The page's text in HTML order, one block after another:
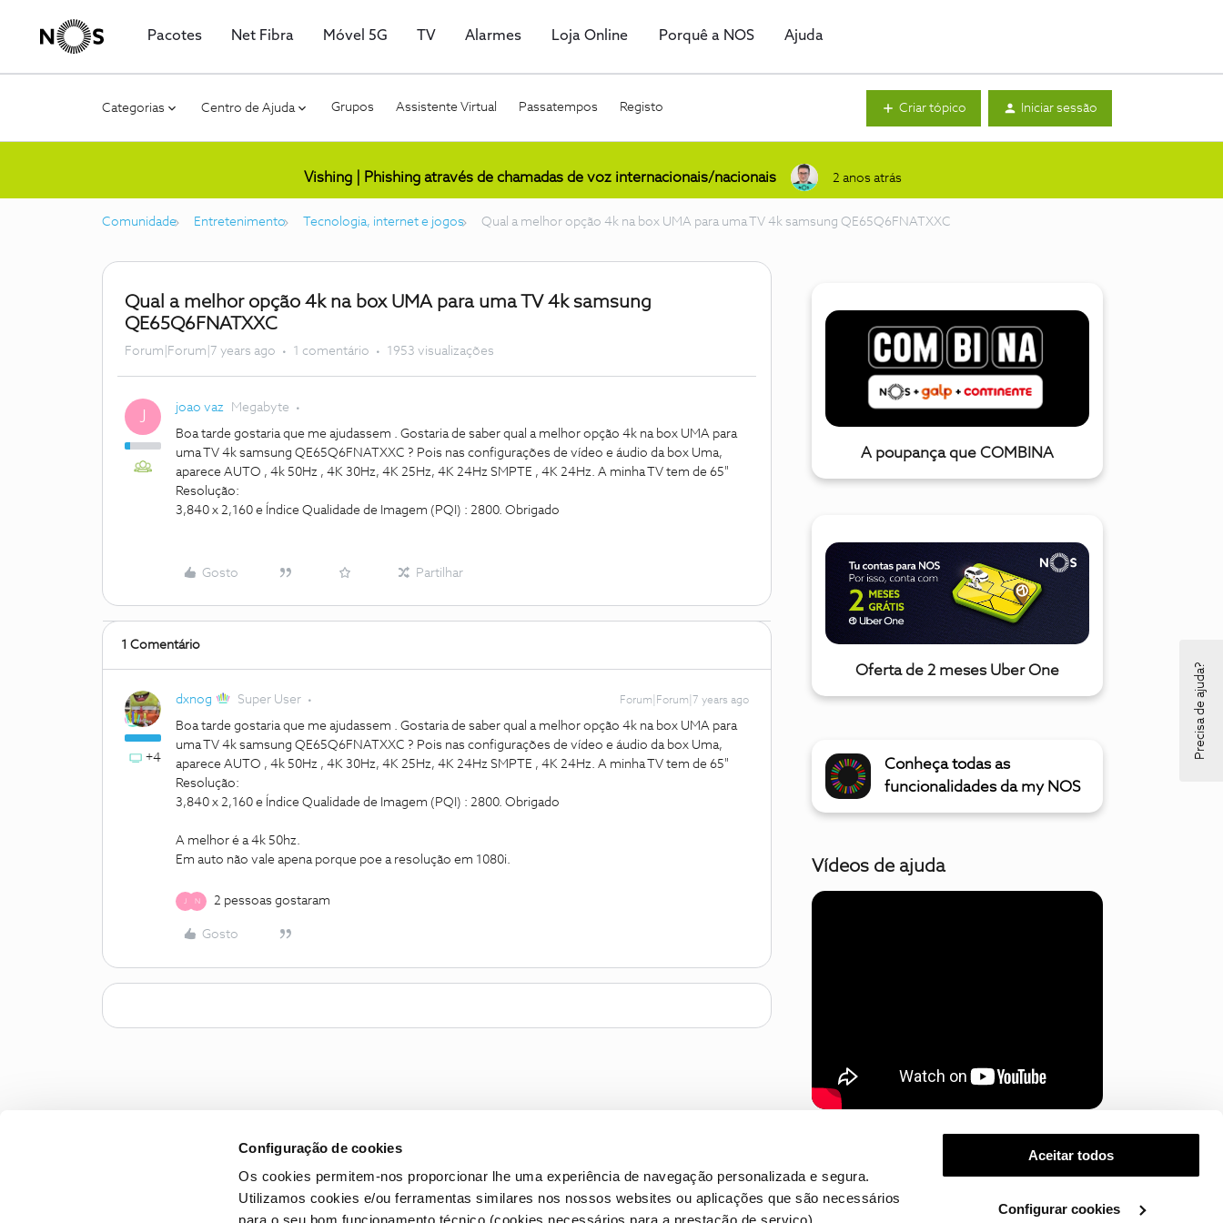
Configuração de cookies
Os cookies permitem-nos proporcionar lhe uma experiência de navegação personalizada e segura.
Utilizamos cookies e/ou ferramentas similares nos nossos websites ou aplicações que são necessários
Aceitar todos
Configurar cookies
Pacotes Net Fibra Móvel 5G TV Alarmes Loja Online Porquê a NOS Ajuda
Categorias Centro de Ajuda Grupos Assistente Virtual Passatempos Registo Criar tópico Iniciar sessão
Vishing | Phishing através de chamadas de voz internacionais/nacionais 2 anos atrás
Comunidade Entretenimento Tecnologia, internet e jogos Qual a melhor opção 4k na box UMA para uma TV 4k samsung QE65Q6FNATXXC
Qual a melhor opção 4k na box UMA para uma TV 4k samsung
QE65Q6FNATXXC
Forum|Forum|7 years ago 1 comentário 1953 visualizações
J joao vaz Megabyte
Boa tarde gostaria que me ajudassem . Gostaria de saber qual a melhor opção 4k na box UMA para
uma TV 4k samsung QE65Q6FNATXXC ? Pois nas configurações de vídeo e áudio da box Uma,
aparece AUTO , 4k 50Hz , 4K 30Hz, 4K 25Hz, 4K 24Hz SMPTE , 4K 24Hz. A minha TV tem de 65"
Resolução:
3,840 x 2,160 e Índice Qualidade de Imagem (PQI) : 2800. Obrigado
Gosto Partilhar
1 Comentário
+4
dxnog Super User Forum|Forum|7 years ago
Boa tarde gostaria que me ajudassem . Gostaria de saber qual a melhor opção 4k na box UMA para
uma TV 4k samsung QE65Q6FNATXXC ? Pois nas configurações de vídeo e áudio da box Uma,
aparece AUTO , 4k 50Hz , 4K 30Hz, 4K 25Hz, 4K 24Hz SMPTE , 4K 24Hz. A minha TV tem de 65"
Resolução:
3,840 x 2,160 e Índice Qualidade de Imagem (PQI) : 2800. Obrigado
A melhor é a 4k 50hz.
Em auto não vale apena porque poe a resolução em 1080i.
N 2 pessoas gostaram
Gosto
A poupança que COMBINA
Oferta de 2 meses Uber One
Conheça todas as
funcionalidades da my NOS
Vídeos de ajuda
Precisa de ajuda?